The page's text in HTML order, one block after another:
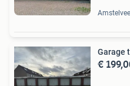
Garage
€